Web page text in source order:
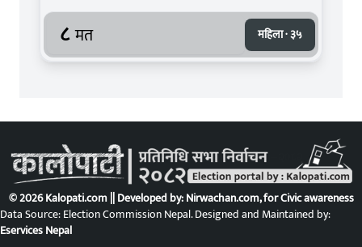
८ मत महिला · ३५
© 2026 Kalopati.com || Developed by:Nirwachan.com, for Civic awareness
Data Source: Election Commission Nepal. Designed and Maintained by:
Eservices Nepal